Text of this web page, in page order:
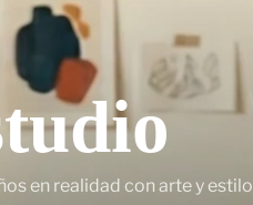
en realidad con arte y estilo